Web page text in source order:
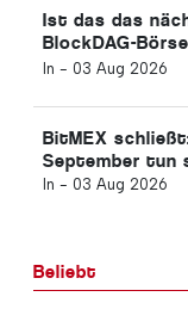
Ist das das
BlockDAG-
Kursanstieg
In - 03 Aug 2026
BitMEX
September tun
In - 03 Aug 2026
Beliebt